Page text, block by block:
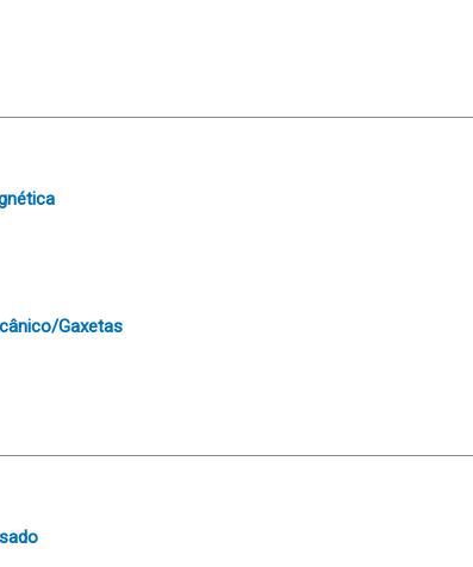
Gaxetas